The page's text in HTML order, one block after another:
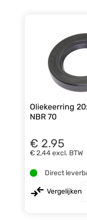
Oliekeerring
NBR 70
€ 2.95
€ 2,44 excl. BTW
Direct
Vergelijken